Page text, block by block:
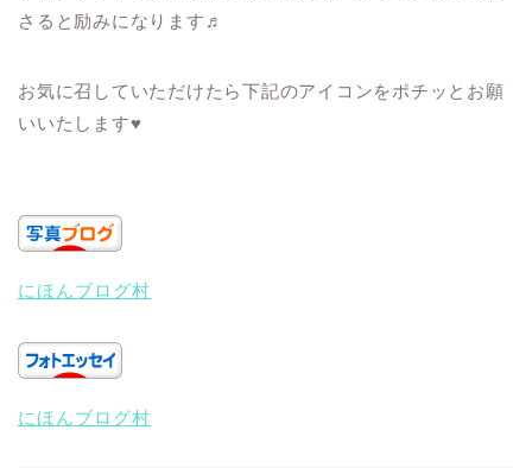
さると励みになります♬
お気に召していただけたら下記のアイコンをポチッとお願
いいたします♥
にほんブログ村
にほんブログ村